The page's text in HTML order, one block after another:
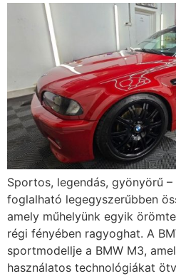
Sportos, legendás, gyönyörű
foglalható legegyszerűbben
amely műhelyünk egyik
régi fényében ragyoghat. A
sportmodellje a BMW M3,
használatos technológiákat